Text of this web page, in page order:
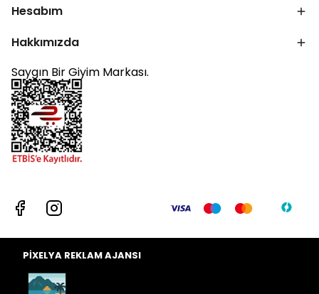
Hesabım
Hakkımızda
Saygın Bir Giyim Markası.
PİXELYA REKLAM AJANSI